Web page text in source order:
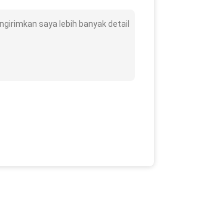
saya lebih banyak detail